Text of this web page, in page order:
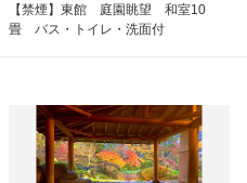
【禁煙】東館 庭園眺望 和室10
畳 バス・トイレ・洗面付